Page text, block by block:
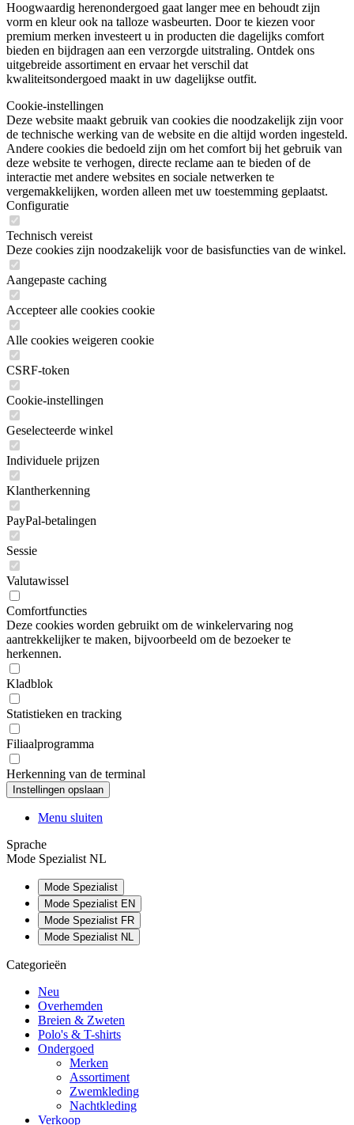
Hoogwaardig herenondergoed gaat langer mee en behoudt zijn
vorm en kleur ook na talloze wasbeurten. Door te kiezen voor
premium merken investeert u in producten die dagelijks comfort
bieden en bijdragen aan een verzorgde uitstraling. Ontdek ons
uitgebreide assortiment en ervaar het verschil dat
kwaliteitsondergoed maakt in uw dagelijkse outfit.
Cookie-instellingen
Deze website maakt gebruik van cookies die noodzakelijk zijn voor
de technische werking van de website en die altijd worden ingesteld.
Andere cookies die bedoeld zijn om het comfort bij het gebruik van
deze website te verhogen, directe reclame aan te bieden of de
interactie met andere websites en sociale netwerken te
vergemakkelijken, worden alleen met uw toestemming geplaatst.
Configuratie
Technisch vereist
Deze cookies zijn noodzakelijk voor de basisfuncties van de winkel.
Aangepaste caching
Accepteer alle cookies cookie
Alle cookies weigeren cookie
CSRF-token
Cookie-instellingen
Geselecteerde winkel
Individuele prijzen
Klantherkenning
PayPal-betalingen
Sessie
Valutawissel
Comfortfuncties
Deze cookies worden gebruikt om de winkelervaring nog
aantrekkelijker te maken, bijvoorbeeld om de bezoeker te
herkennen.
Kladblok
Statistieken en tracking
Filiaalprogramma
Herkenning van de terminal
Menu sluiten
Sprache
Mode Spezialist NL
Mode Spezialist
Mode Spezialist EN
Mode Spezialist FR
Mode Spezialist NL
Categorieën
Neu
Overhemden
Breien & Zweten
Polo's & T-shirts
Ondergoed
Merken
Assortiment
Zwemkleding
Nachtkleding
Verkoop